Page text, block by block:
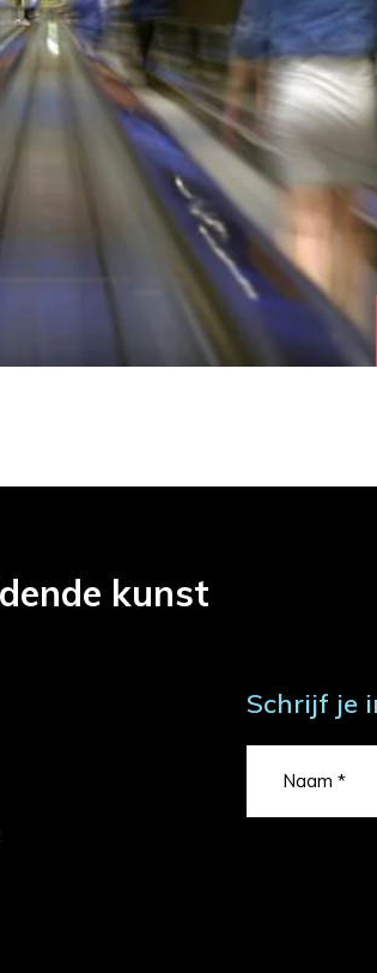
kunst
Schrijf je